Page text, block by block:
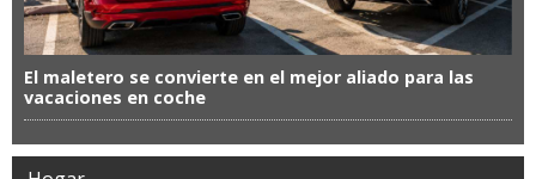
El maletero se convierte en el mejor aliado para las
vacaciones en coche